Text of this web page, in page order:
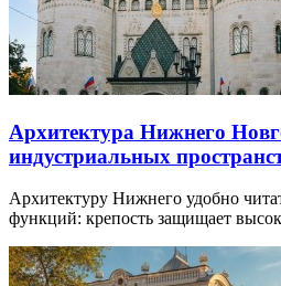
Архитектура Нижнего
индустриальных
Архитектуру Нижнего удобно
функций: крепость защищает